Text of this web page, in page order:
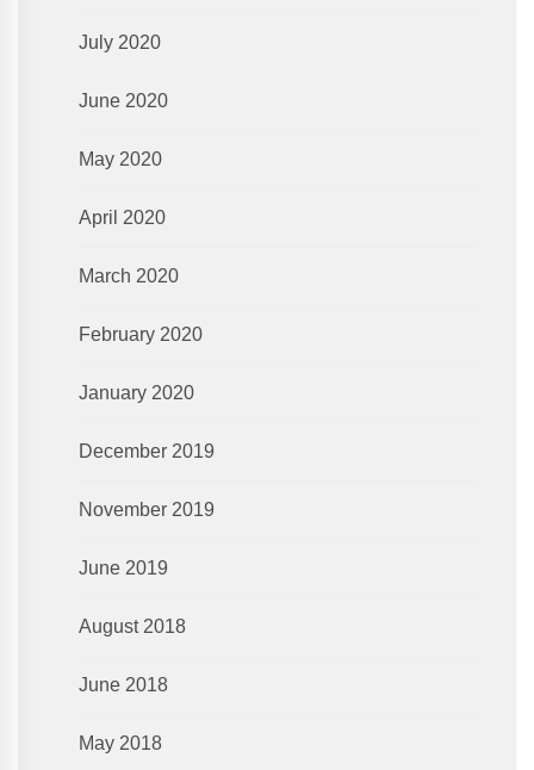
July 2020
June 2020
May 2020
April 2020
March 2020
February 2020
January 2020
December 2019
November 2019
June 2019
August 2018
June 2018
May 2018